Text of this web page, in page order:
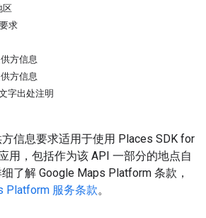
区
求
方信息
方信息
字出处注明
信息要求适用于使用 Places SDK for
用，包括作为该 API 一部分的地点自
了解 Google Maps Platform 条款，
Platform 服务条款。